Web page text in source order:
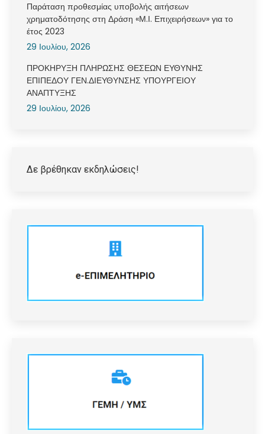
Παράταση προθεσμίας υποβολής αιτήσεων
χρηματοδότησης στη Δράση «Μ.Ι. Επιχειρήσεων» για το
έτος 2023
29 Ιουλίου, 2026
ΠΡΟΚΗΡΥΞΗ ΠΛΗΡΩΣΗΣ ΘΕΣΕΩΝ ΕΥΘΥΝΗΣ
ΕΠΙΠΕΔΟΥ ΓΕΝ.ΔΙΕΥΘΥΝΣΗΣ ΥΠΟΥΡΓΕΙΟΥ
ΑΝΑΠΤΥΞΗΣ
29 Ιουλίου, 2026
Δε βρέθηκαν εκδηλώσεις!